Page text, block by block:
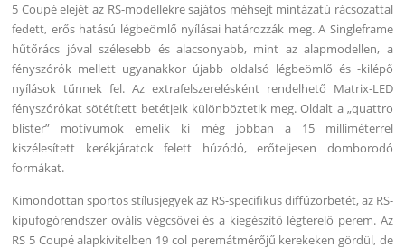
5 Coupé elejét az RS-modellekre sajátos méhsejt mintázatú rácsozattal
fedett, erős hatású légbeömlő nyílásai határozzák meg. A Singleframe
hűtőrács jóval szélesebb és alacsonyabb, mint az alapmodellen, a
fényszórók mellett ugyanakkor újabb oldalsó légbeömlő és -kilépő
nyílások tűnnek fel. Az extrafelszerelésként rendelhető Matrix-LED
fényszórókat sötétített betétjeik különböztetik meg. Oldalt a „quattro
blister” motívumok emelik ki még jobban a 15 milliméterrel
kiszélesített kerékjáratok felett húzódó, erőteljesen domborodó
formákat.
Kimondottan sportos stílusjegyek az RS-specifikus diffúzorbetét, az RS-
kipufogórendszer ovális végcsövei és a kiegészítő légterelő perem. Az
RS 5 Coupé alapkivitelben 19 col peremátmérőjű kerekeken gördül, de